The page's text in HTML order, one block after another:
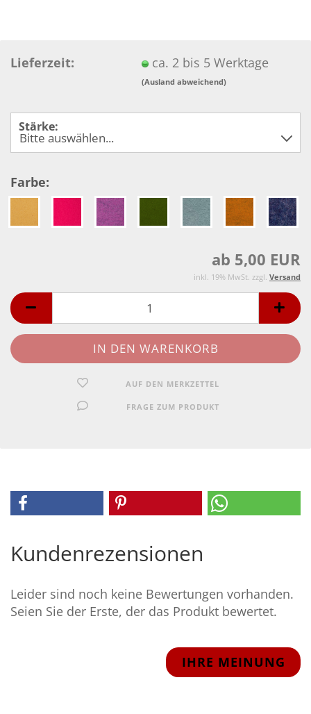
Lieferzeit: ca. 2 bis 5 Werktage
(Ausland abweichend)
Stärke:
Farbe:
ab 5,00 EUR
inkl. 19% MwSt. zzgl. Versand
AUF DEN MERKZETTEL
FRAGE ZUM PRODUKT
Kundenrezensionen
Leider sind noch keine Bewertungen vorhanden.
Seien Sie der Erste, der das Produkt bewertet.
IHRE MEINUNG